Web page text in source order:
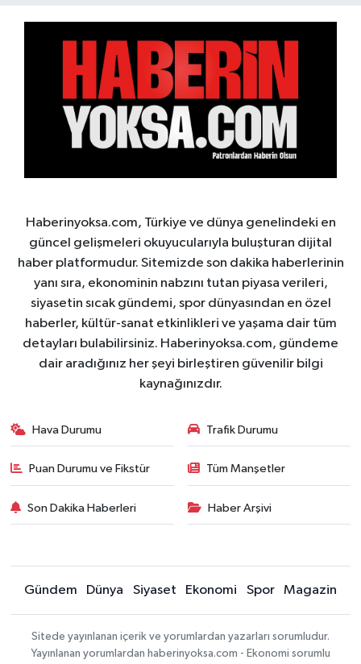
Haberinyoksa.com, Türkiye ve dünya genelindeki en
güncel gelişmeleri okuyucularıyla buluşturan dijital
haber platformudur. Sitemizde son dakika haberlerinin
yanı sıra, ekonominin nabzını tutan piyasa verileri,
siyasetin sıcak gündemi, spor dünyasından en özel
haberler, kültür-sanat etkinlikleri ve yaşama dair tüm
detayları bulabilirsiniz. Haberinyoksa.com, gündeme
dair aradığınız her şeyi birleştiren güvenilir bilgi
kaynağınızdır.
Hava Durumu Trafik Durumu
Puan Durumu ve Fikstür Tüm Manşetler
Son Dakika Haberleri Haber Arşivi
Gündem Dünya Siyaset Ekonomi Spor Magazin
Sitede yayınlanan içerik ve yorumlardan yazarları sorumludur.
Yayınlanan yorumlardan haberinyoksa.com - Ekonomi sorumlu